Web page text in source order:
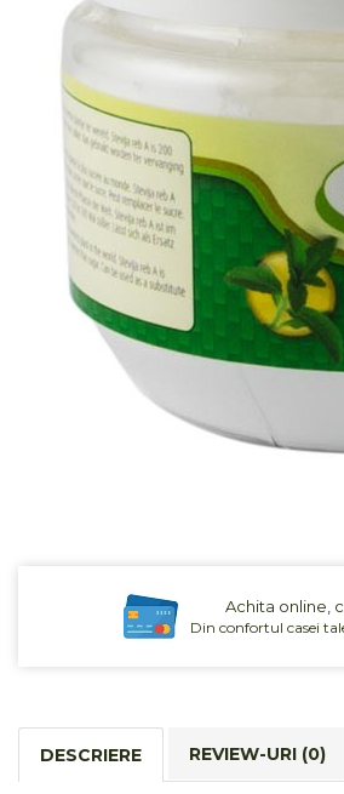
Ceai vrac
Ceaiuri diverse si accesorii
Bauturi
Vinuri, bere si alte bauturi
Siropuri naturale
Energizante
Carbogazoase
Siropuri Bio
Cacao si inlocuitori
Seminte bio pentru germinat
Seminte din plante oleaginoase
Achita online,
Din confortul casei
DESCRIERE REVIEW-URI (0)